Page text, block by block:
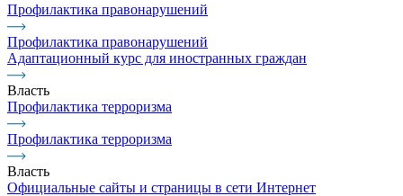
Профилактика правонарушений
Профилактика правонарушений
Адаптационный курс для иностранных граждан
Власть
Профилактика терроризма
Профилактика терроризма
Власть
Официальные сайты и страницы в сети Интернет